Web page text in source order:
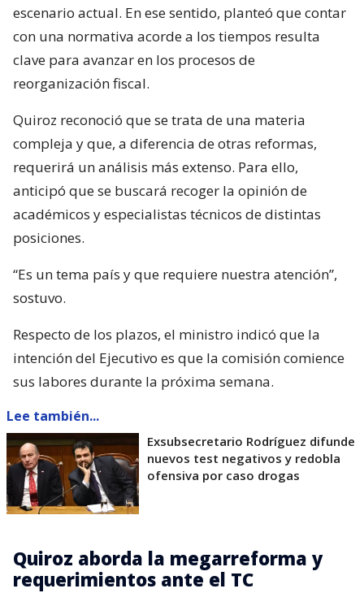
escenario actual. En ese sentido, planteó que contar
con una normativa acorde a los tiempos resulta
clave para avanzar en los procesos de
reorganización fiscal.
Quiroz reconoció que se trata de una materia
compleja y que, a diferencia de otras reformas,
requerirá un análisis más extenso. Para ello,
anticipó que se buscará recoger la opinión de
académicos y especialistas técnicos de distintas
posiciones.
“Es un tema país y que requiere nuestra atención”,
sostuvo.
Respecto de los plazos, el ministro indicó que la
intención del Ejecutivo es que la comisión comience
sus labores durante la próxima semana.
Lee también...
Exsubsecretario Rodríguez difunde
nuevos test negativos y redobla
ofensiva por caso drogas
Quiroz aborda la megarreforma y
requerimientos ante el TC